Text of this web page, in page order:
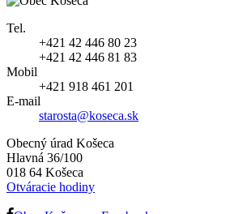
Tel.
+421 42 446 80 23
+421 42 446 81 83
Mobil
+421 918 461 201
E-mail
starosta@koseca.sk
Obecný úrad Košeca
Hlavná 36/100
018 64 Košeca
Otváracie hodiny